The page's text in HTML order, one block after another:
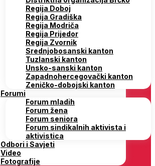
Regija Doboj
Regija Gradiška
Regija Modriča
Regija Prijedor
Regija Zvornik
Srednjobosanski kanton
Tuzlanski kanton
Unsko-sanski kanton
Zapadnohercegovački kanton
Zeničko-dobojski kanton
Forumi
Forum mladih
Forum žena
Forum seniora
Forum sindikalnih aktivista i
aktivistica
Odbori i Savjeti
Video
Fotografije